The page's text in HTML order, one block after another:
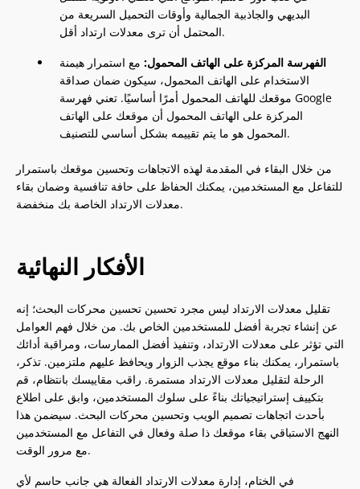
البديهي والجاذبية الجمالية وأوقات التحميل السريعة من
المحتمل أن ترى معدلات ارتداد أقل.
الفهرسة المركزة على الهاتف المحمول: مع استمرار هيمنة
الاستخدام على الهاتف المحمول، سيكون ضمان صداقة
موقعك للهاتف المحمول أمرًا أساسيًا. تعني فهرسة Google
المركزة على الهاتف المحمول أن موقعك على الهاتف
المحمول هو ما يتم تقييمه بشكل أساسي للتصنيف.
من خلال البقاء في المقدمة لهذه الاتجاهات وتحسين موقعك باستمرار
للتفاعل مع المستخدمين، يمكنك الحفاظ على حافة تنافسية وضمان بقاء
معدلات الارتداد الخاصة بك منخفضة.
الأفكار النهائية
تقليل معدلات الارتداد ليس مجرد تحسين تحسين محركات البحث؛ إنه
عن إنشاء تجربة أفضل للمستخدمين الخاص بك. من خلال فهم العوامل
التي تؤثر على معدلات الارتداد، وتنفيذ أفضل الممارسات، ومراقبة أدائك
باستمرار، يمكنك بناء موقع يجذب الزوار ويحافظ عليهم ملتزمين. تذكر،
الرحلة لتقليل معدلات الارتداد مستمرة. راقب مقاييسك بانتظام، قم
بتكييف إستراتيجياتك بناءً على سلوك المستخدمين، وابق على اطلاع
بأحدث اتجاهات تصميم الويب وتحسين محركات البحث. سيضمن هذا
النهج الاستباقي بقاء موقعك ذا صلة وفعال في التفاعل مع المستخدمين
مع مرور الوقت.
في الختام، إدارة معدلات الارتداد الفعالة هي جانب حاسم لأي